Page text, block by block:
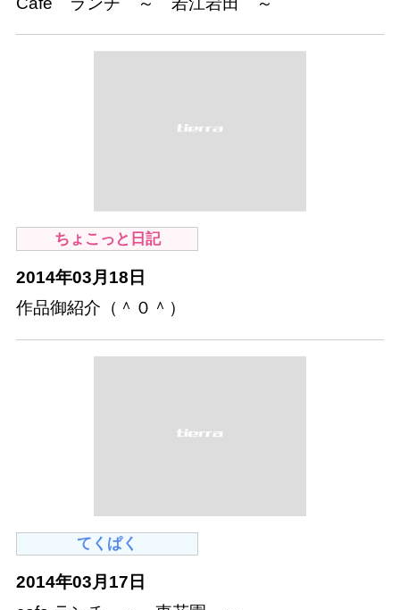
ちょこっと日記
2014年03月18日
作品御紹介（＾０＾）
てくぱく
2014年03月17日